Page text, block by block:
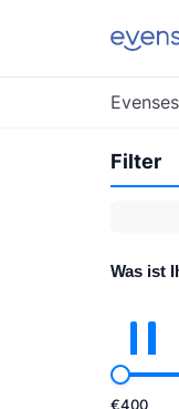
Evenses
Filter
Was ist
€400